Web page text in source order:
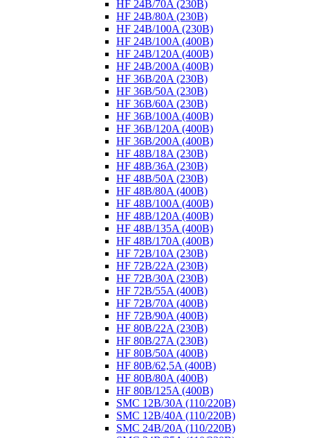
HF 24B/70A (230B)
HF 24B/80A (230B)
HF 24B/100A (230B)
HF 24B/100A (400B)
HF 24B/120A (400B)
HF 24B/200A (400B)
HF 36B/20A (230B)
HF 36B/50A (230B)
HF 36B/60A (230B)
HF 36B/100A (400B)
HF 36B/120A (400B)
HF 36B/200A (400B)
HF 48B/18A (230B)
HF 48B/36A (230B)
HF 48B/50A (230B)
HF 48B/80A (400B)
HF 48B/100A (400B)
HF 48B/120A (400B)
HF 48B/135A (400B)
HF 48B/170A (400B)
HF 72B/10A (230B)
HF 72B/22A (230B)
HF 72B/30A (230B)
HF 72B/55A (400B)
HF 72B/70A (400B)
HF 72B/90A (400B)
HF 80B/22A (230B)
HF 80B/27A (230B)
HF 80B/50A (400B)
HF 80B/62,5A (400B)
HF 80B/80A (400B)
HF 80B/125A (400B)
SMC 12B/30A (110/220B)
SMC 12B/40A (110/220B)
SMC 24B/20A (110/220B)